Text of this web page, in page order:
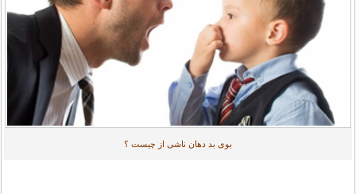
بوی بد دهان ناشی از چیست ؟